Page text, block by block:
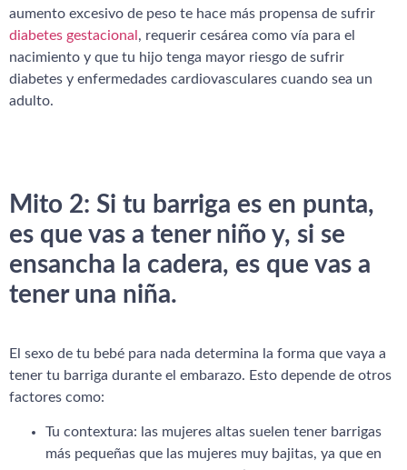
aumento excesivo de peso te hace más propensa de sufrir
diabetes gestacional , requerir cesárea como vía para el
nacimiento y que tu hijo tenga mayor riesgo de sufrir
diabetes y enfermedades cardiovasculares cuando sea un
adulto.
Mito 2: Si tu barriga es en punta,
es que vas a tener niño y, si se
ensancha la cadera, es que vas a
tener una niña.
El sexo de tu bebé para nada determina la forma que vaya a
tener tu barriga durante el embarazo. Esto depende de otros
factores como:
Tu contextura: las mujeres altas suelen tener barrigas
más pequeñas que las mujeres muy bajitas, ya que en